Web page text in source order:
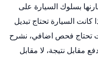
بسلوك السيارة على
كانت السيارة تحتاج تبديل
تحتاج فحص اضافي، نشرح
مقابل نتيجة، لا مقابل